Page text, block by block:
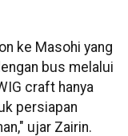
ke Masohi yang
bus melalui
craft hanya
persiapan
ujar Zairin.